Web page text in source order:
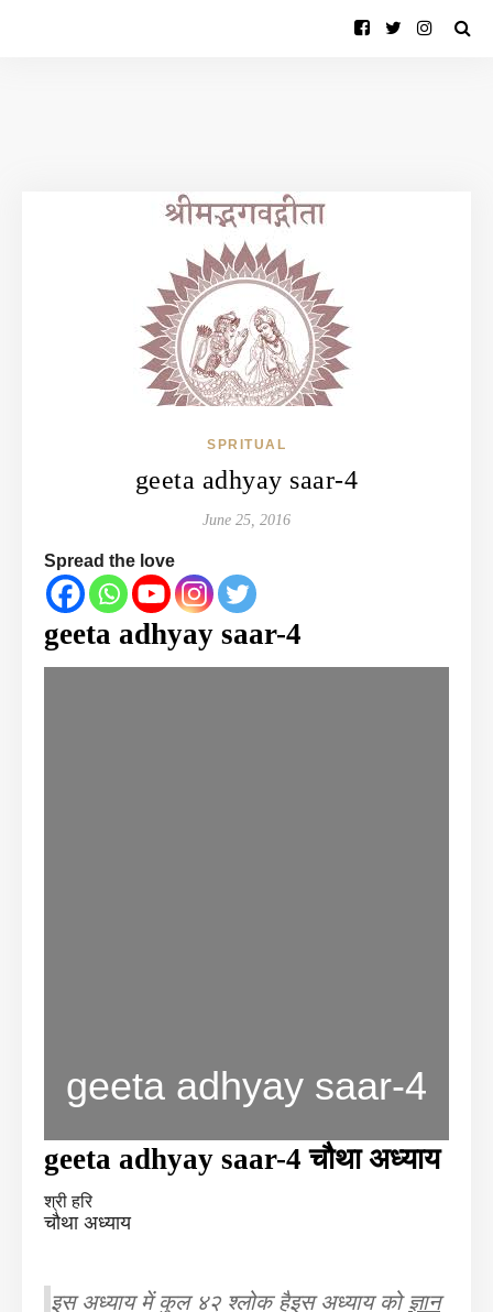
SPRITUAL
geeta adhyay saar-4
June 25, 2016
Spread the love
geeta adhyay saar-4
geeta adhyay saar-4
geeta adhyay saar-4 चौथा अध्याय
श्री हरि
चौथा अध्याय
इस अध्याय में कुल ४२ श्लोक हैइस अध्याय कोज्ञान